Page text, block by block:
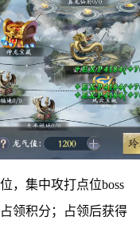
，集中攻打点位boss
领积分；占领后获得